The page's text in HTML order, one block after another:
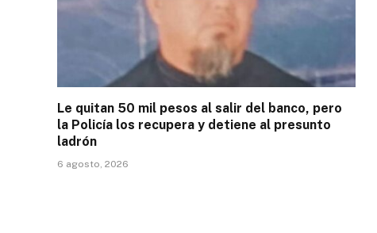
Le quitan 50 mil pesos al salir del banco, pero
la Policía los recupera y detiene al presunto
ladrón
6 agosto, 2026